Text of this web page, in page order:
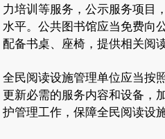
力培训等服务，公示服务项目
水平。公共图书馆应当免费向
配备书桌、座椅，提供相关阅
全民阅读设施管理单位应当按
更新必需的服务内容和设备，
护管理工作，保障全民阅读设